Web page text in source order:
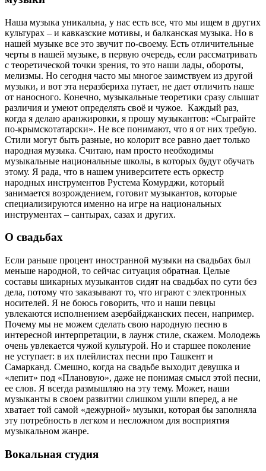
Наша музыка уникальна, у нас есть все, что мы ищем в других
культурах – и кавказские мотивы, и балканская музыка. Но в
нашей музыке все это звучит по-своему. Есть отличительные
черты в нашей музыке, в первую очередь, если рассматривать
с теоретической точки зрения, то это наши лады, обороты,
мелизмы. Но сегодня часто мы многое заимствуем из другой
музыки, и вот эта неразбериха путает, не дает отличить наше
от наносного. Конечно, музыкальные теоретики сразу слышат
различия и умеют определять своё и чужое. Каждый раз,
когда я делаю аранжировки, я прошу музыкантов: «Сыграйте
по-крымскотатарски». Не все понимают, что я от них требую.
Стили могут быть разные, но колорит все равно дает только
народная музыка. Считаю, нам просто необходимы
музыкальные национальные школы, в которых будут обучать
этому. Я рада, что в нашем университете есть оркестр
народных инструментов Рустема Комурджи, который
занимается возрождением, готовит музыкантов, которые
специализируются именно на игре на национальных
инструментах – сантырах, сазах и других.
О свадьбах
Если раньше процент иностранной музыки на свадьбах был
меньше народной, то сейчас ситуация обратная. Целые
составы шикарных музыкантов сидят на свадьбах по сути без
дела, потому что заказывают то, что играют с электронных
носителей. Я не боюсь говорить, что и наши певцы
увлекаются исполнением азербайджанских песен, например.
Почему мы не можем сделать свою народную песню в
интересной интерпретации, в лаунж стиле, скажем. Молодежь
очень увлекается чужой культурой. Но и старшее поколение
не уступает: в их плейлистах песни про Ташкент и
Самарканд. Смешно, когда на свадьбе выходит девушка и
«лепит» под «Плановую», даже не понимая смысл этой песни,
ее слов. Я всегда размышляю на эту тему. Может, наши
музыканты в своем развитии слишком ушли вперед, а не
хватает той самой «дежурной» музыки, которая бы заполняла
эту потребность в легком и несложном для восприятия
музыкальном жанре.
Вокальная студия